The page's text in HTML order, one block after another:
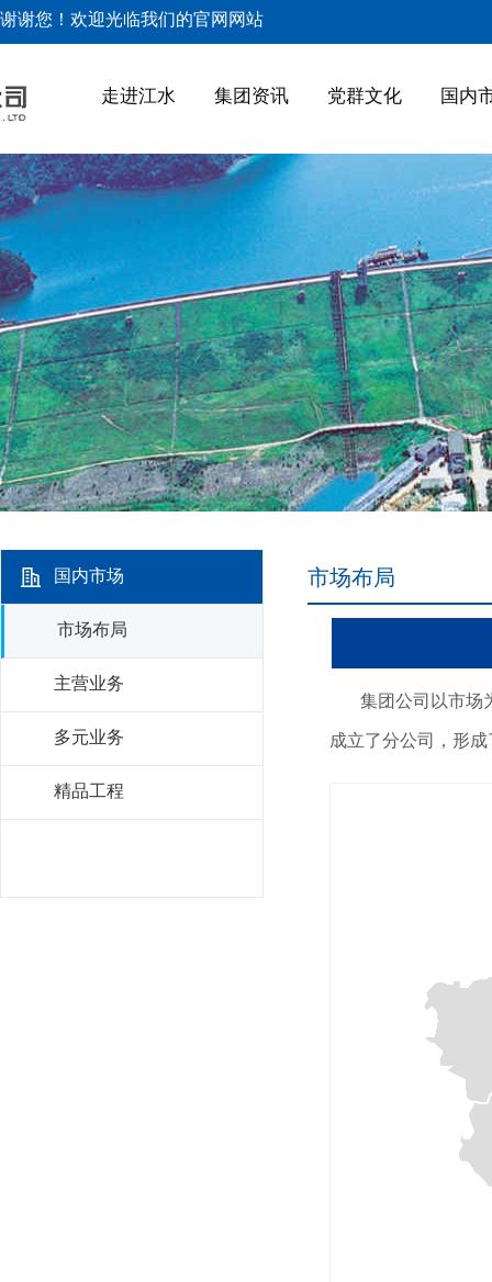
谢谢您！欢迎光临我们的官网网站
走进江水 集团资讯 党群文化 国内
国内市场
市场布局
主营业务
多元业务
精品工程
市场布局
集团公司以市场为
成立了分公司，形